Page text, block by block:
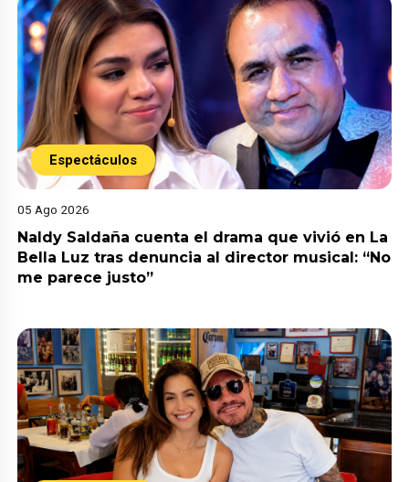
Espectáculos
05 Ago 2026
Naldy Saldaña cuenta el drama que vivió en La
Bella Luz tras denuncia al director musical: “No
me parece justo”